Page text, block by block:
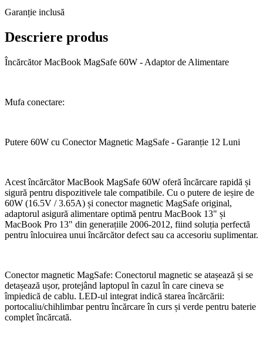
Garanție inclusă
Descriere produs
Încărcător MacBook MagSafe 60W - Adaptor de Alimentare
Mufa conectare:
Putere 60W cu Conector Magnetic MagSafe - Garanție 12 Luni
Acest încărcător MacBook MagSafe 60W oferă încărcare rapidă și
sigură pentru dispozitivele tale compatibile. Cu o putere de ieșire de
60W (16.5V / 3.65A) și conector magnetic MagSafe original,
adaptorul asigură alimentare optimă pentru MacBook 13" și
MacBook Pro 13" din generațiile 2006-2012, fiind soluția perfectă
pentru înlocuirea unui încărcător defect sau ca accesoriu suplimentar.
Conector magnetic MagSafe: Conectorul magnetic se atașează și se
detașează ușor, protejând laptopul în cazul în care cineva se
împiedică de cablu. LED-ul integrat indică starea încărcării:
portocaliu/chihlimbar pentru încărcare în curs și verde pentru baterie
complet încărcată.